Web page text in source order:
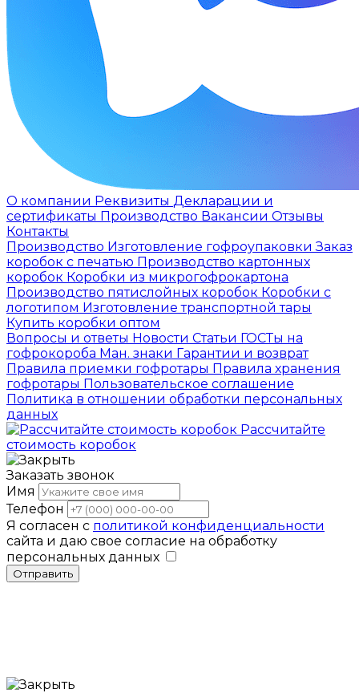
О компании Реквизиты Декларации и
сертификаты Производство Вакансии Отзывы
Контакты
Производство Изготовление гофроупаковкиЗаказ
коробок с печатью Производство картонных
коробок Коробки из микрогофрокартона
Производство пятислойных коробок Коробки с
логотипом Изготовление транспортной тары
Купить коробки оптом
Вопросы и ответы Новости Статьи ГОСТы на
гофрокороба Ман. знаки Гарантии и возврат
Правила приемки гофротары Правила хранения
гофротары Пользовательское соглашение
Политика в отношении обработки персональных
данных
Рассчитайте
стоимость коробок
Заказать звонок
Имя
Телефон
Я согласен с политикой конфиденциальности
сайта и даю свое согласие на обработку
персональных данных
Отправить